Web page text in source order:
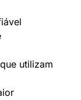
utilizam